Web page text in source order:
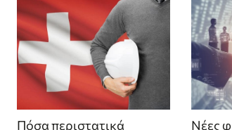
Πόσα περιστατικά
Νέες